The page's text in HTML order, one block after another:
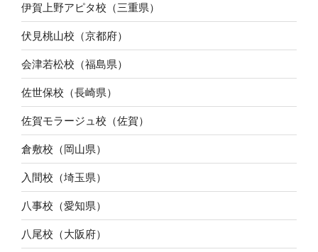
伊賀上野アピタ校（三重県）
伏見桃山校（京都府）
会津若松校（福島県）
佐世保校（長崎県）
佐賀モラージュ校（佐賀）
倉敷校（岡山県）
入間校（埼玉県）
八事校（愛知県）
八尾校（大阪府）